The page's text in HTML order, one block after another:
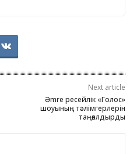
Next article
Әmre ресейлік «Голос»
шоуының тәлімгерлерін
таңғалдырды